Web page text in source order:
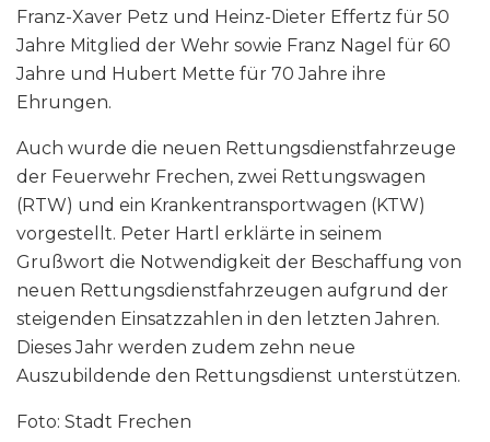
Franz-Xaver Petz und Heinz-Dieter Effertz für 50
Jahre Mitglied der Wehr sowie Franz Nagel für 60
Jahre und Hubert Mette für 70 Jahre ihre
Ehrungen.
Auch wurde die neuen Rettungsdienstfahrzeuge
der Feuerwehr Frechen, zwei Rettungswagen
(RTW) und ein Krankentransportwagen (KTW)
vorgestellt. Peter Hartl erklärte in seinem
Grußwort die Notwendigkeit der Beschaffung von
neuen Rettungsdienstfahrzeugen aufgrund der
steigenden Einsatzzahlen in den letzten Jahren.
Dieses Jahr werden zudem zehn neue
Auszubildende den Rettungsdienst unterstützen.
Foto: Stadt Frechen